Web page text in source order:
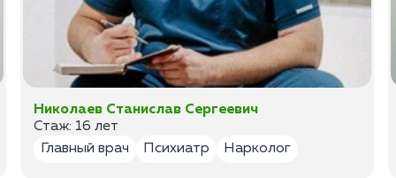
Николаев Станислав Сергеевич
Стаж: 16 лет
Главный врач
Психиатр Нарколог